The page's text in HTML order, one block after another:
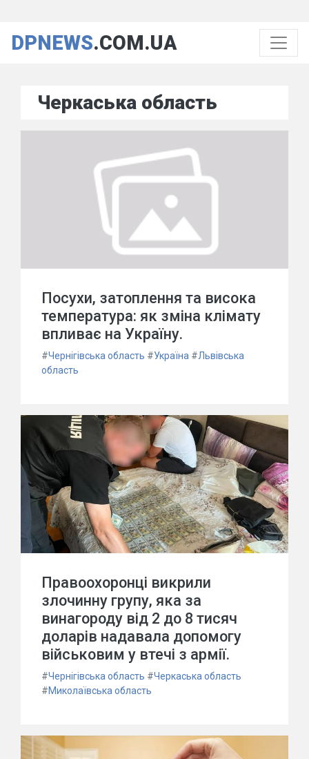
DPNEWS.COM.UA
Черкаська область
Посухи, затоплення та висока
температура: як зміна клімату
впливає на Україну.
#Чернігівська область #Україна #Львівська
область
Правоохоронці викрили
злочинну групу, яка за
винагороду від 2 до 8 тисяч
доларів надавала допомогу
військовим у втечі з армії.
#Чернігівська область #Черкаська область
#Миколаївська область